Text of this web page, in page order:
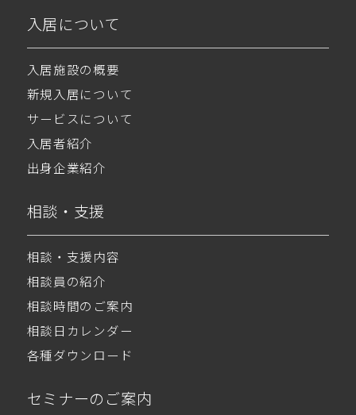
入居について
入居施設の概要
新規入居について
サービスについて
入居者紹介
出身企業紹介
相談・支援
相談・支援内容
相談員の紹介
相談時間のご案内
相談日カレンダー
各種ダウンロード
セミナーのご案内